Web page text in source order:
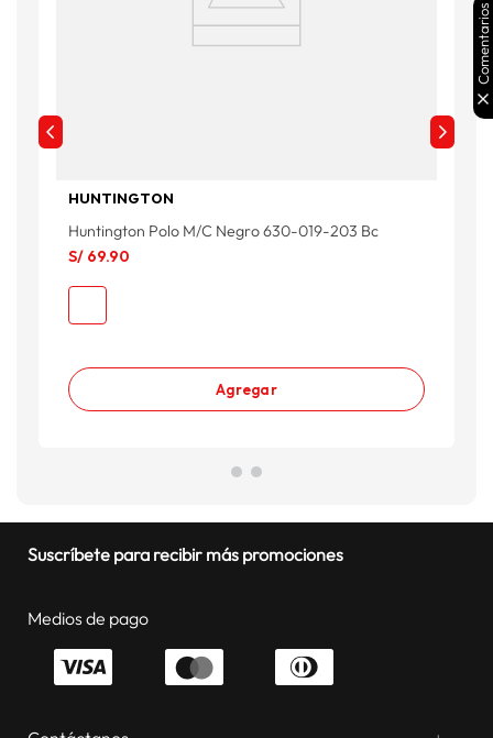
HUNTINGTON
Huntington Polo M/C Negro 630-019-203 Bc
S/ 69.90
Agregar
Suscríbete para recibir más promociones
Medios de pago
Comentarios